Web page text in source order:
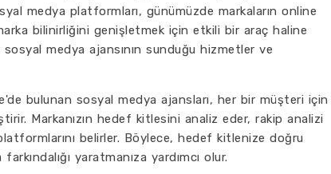
medya platformları, günümüzde markaların online
bilinirliğini genişletmek için etkili bir araç haline
medya ajansının sunduğu hizmetler ve
bulunan sosyal medya ajansları, her bir müşteri için
Markanızın hedef kitlesini analiz eder, rakip analizi
belirler. Böylece, hedef kitlenize doğru
yaratmanıza yardımcı olur.